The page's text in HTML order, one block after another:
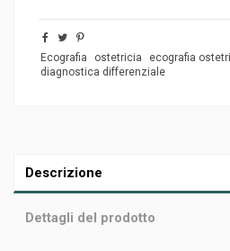
Ecografia ostetricia
ecografia
diagnostica differenziale
Descrizione
Dettagli del prodotto